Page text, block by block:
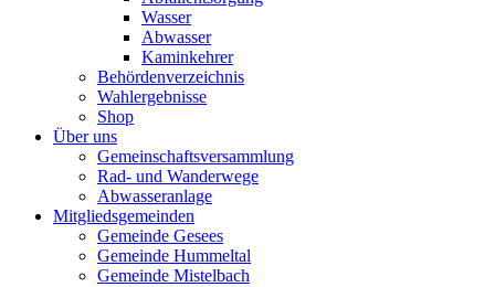
Wasser
Abwasser
Kaminkehrer
Behördenverzeichnis
Wahlergebnisse
Shop
Über uns
Gemeinschaftsversammlung
Rad- und Wanderwege
Abwasseranlage
Mitgliedsgemeinden
Gemeinde Gesees
Gemeinde Hummeltal
Gemeinde Mistelbach